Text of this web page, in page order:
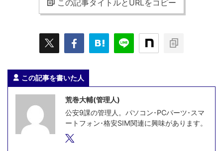
この記事タイトルとURLをコピー
この記事を書いた人
荒巻大輔(管理人)
公安9課の管理人。パソコン･PCパーツ･スマ
ートフォン･格安SIM関連に興味があります。